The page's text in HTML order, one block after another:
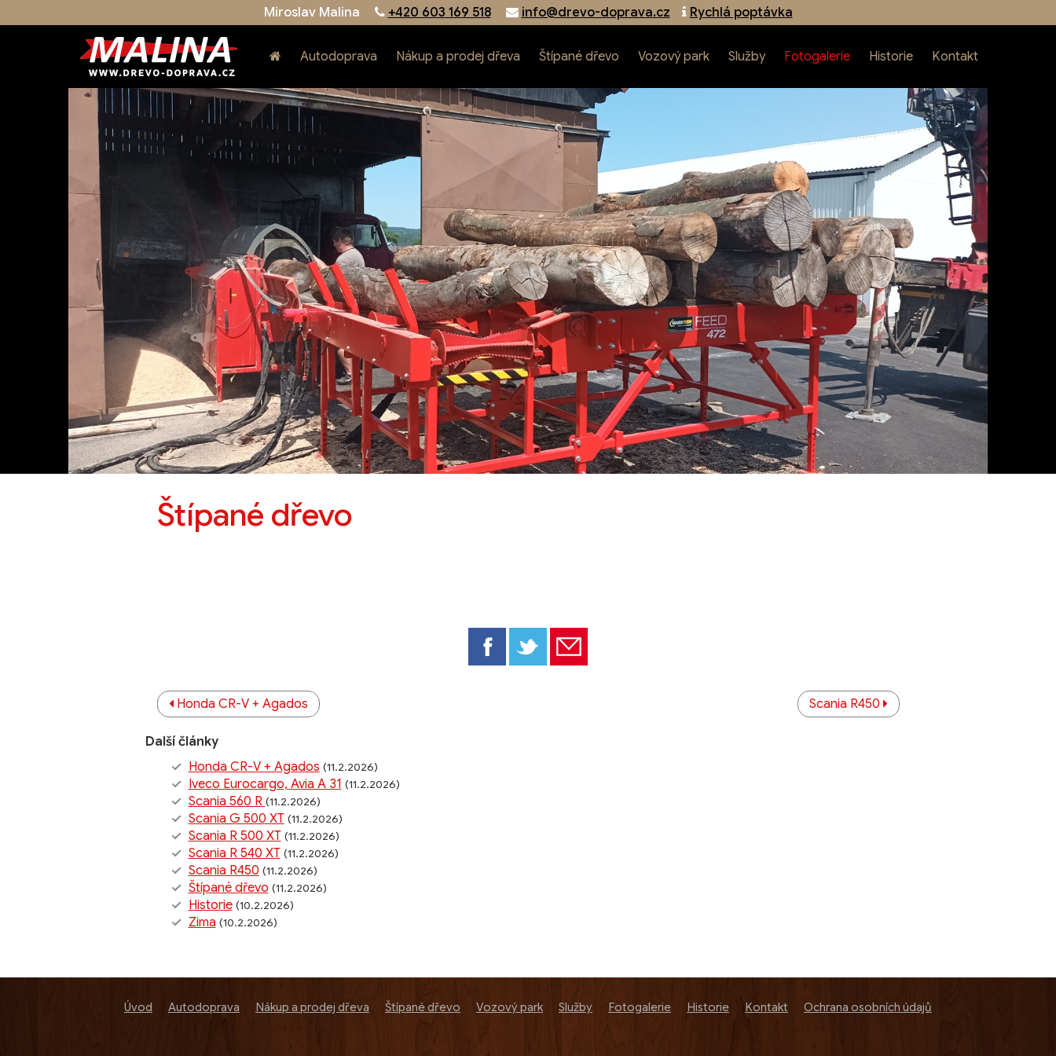
Miroslav Malina +420 603 169 518 info@drevo-doprava.cz Rychlá poptávka
Autodoprava Nákup a prodej dřeva Štípané dřevo Vozový park Služby Fotogalerie Historie Kontakt
Štípané dřevo
Honda CR-V + Agados Scania R450
Další články
Honda CR-V + Agados (11.2.2026)
Iveco Eurocargo, Avia A 31 (11.2.2026)
Scania 560 R (11.2.2026)
Scania G 500 XT (11.2.2026)
Scania R 500 XT (11.2.2026)
Scania R 540 XT (11.2.2026)
Scania R450 (11.2.2026)
Štípané dřevo (11.2.2026)
Historie (10.2.2026)
Zima (10.2.2026)
Úvod Autodoprava Nákup a prodej dřeva Štípané dřevo Vozový park Služby Fotogalerie Historie Kontakt Ochrana osobních údajů